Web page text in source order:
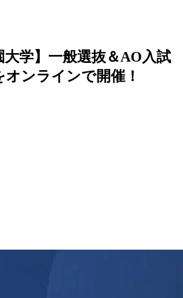
大学】一般選抜＆AO入試
オンラインで開催！